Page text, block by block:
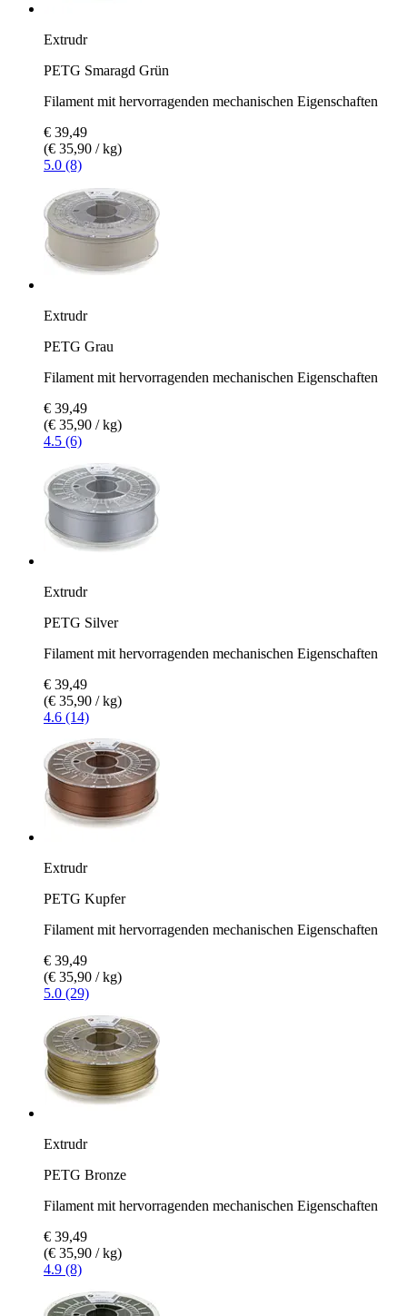
Extrudr
PETG Smaragd Grün
Filament mit hervorragenden mechanischen Eigenschaften
€ 39,49
(€ 35,90 / kg)
5.0 (8)
Extrudr
PETG Grau
Filament mit hervorragenden mechanischen Eigenschaften
€ 39,49
(€ 35,90 / kg)
4.5 (6)
Extrudr
PETG Silver
Filament mit hervorragenden mechanischen Eigenschaften
€ 39,49
(€ 35,90 / kg)
4.6 (14)
Extrudr
PETG Kupfer
Filament mit hervorragenden mechanischen Eigenschaften
€ 39,49
(€ 35,90 / kg)
5.0 (29)
Extrudr
PETG Bronze
Filament mit hervorragenden mechanischen Eigenschaften
€ 39,49
(€ 35,90 / kg)
4.9 (8)